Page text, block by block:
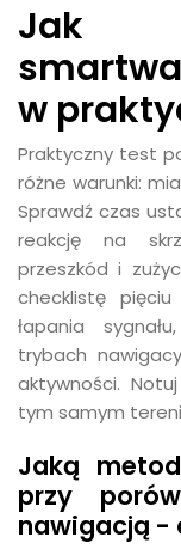
Jak
w
Praktyczny test
różne warunki:
Sprawdź czas
reakcję na
przeszkód i
checklistę
łapania
trybach
aktywności.
tym samym
Jaką
przy
nawigacją -